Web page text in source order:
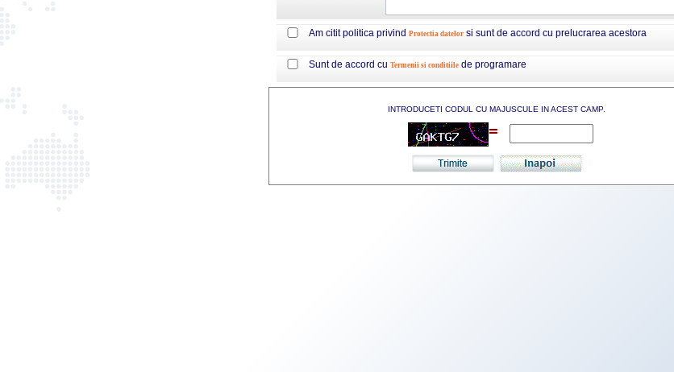
Am citit politica privind Protectia datelor si sunt de accord cu prelucrarea acestora
Sunt de accord cu Termenii si conditiile de programare
INTRODUCETI CODUL CU MAJUSCULE IN ACEST CAMP.
=